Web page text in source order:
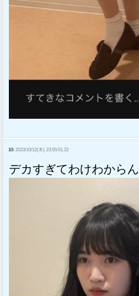
10: 2023/10/12(木) 23:55:51.22
デカすぎてわけわからん